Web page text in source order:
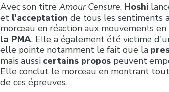
Avec son titre Amour Censure, Hoshi
et l'acceptation de tous les sentiments
morceau en réaction aux mouvements en
la PMA. Elle a également été victime
elle pointe notamment le fait que la
mais aussi certains propos peuvent
Elle conclut le morceau en montrant
de ces épreuves.